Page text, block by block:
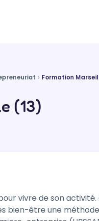
Formation
(13)
vivre de son
bien-être une